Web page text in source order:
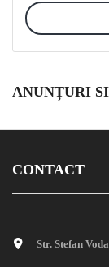
ANUNȚURI
CONTACT
Str. Stefan